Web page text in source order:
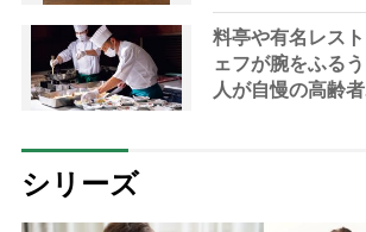
生きスープ」レ
料亭や有名レス
ェフが腕をふる
人が自慢の高齢
シリーズ